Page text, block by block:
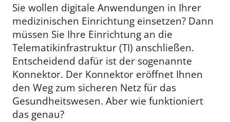
Sie wollen digitale Anwendungen in Ihrer
medizinischen Einrichtung einsetzen? Dann
müssen Sie Ihre Einrichtung an die
Telematikinfrastruktur (TI) anschließen.
Entscheidend dafür ist der sogenannte
Konnektor. Der Konnektor eröffnet Ihnen
den Weg zum sicheren Netz für das
Gesundheitswesen. Aber wie funktioniert
das genau?